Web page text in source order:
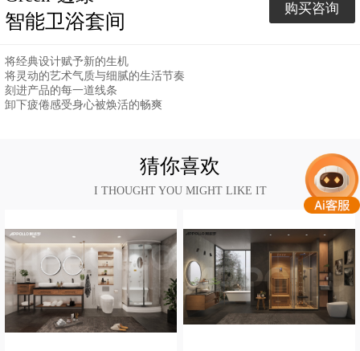
智能卫浴套间
购买咨询
将经典设计赋予新的生机
将灵动的艺术气质与细腻的生活节奏
刻进产品的每一道线条
卸下疲倦感受身心被焕活的畅爽
猜你喜欢
I THOUGHT YOU MIGHT LIKE IT